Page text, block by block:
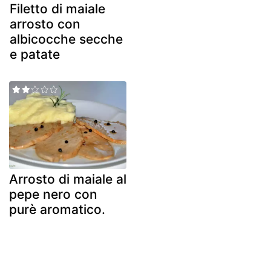
Filetto di maiale
arrosto con
albicocche secche
e patate
Arrosto di maiale al
pepe nero con
purè aromatico.